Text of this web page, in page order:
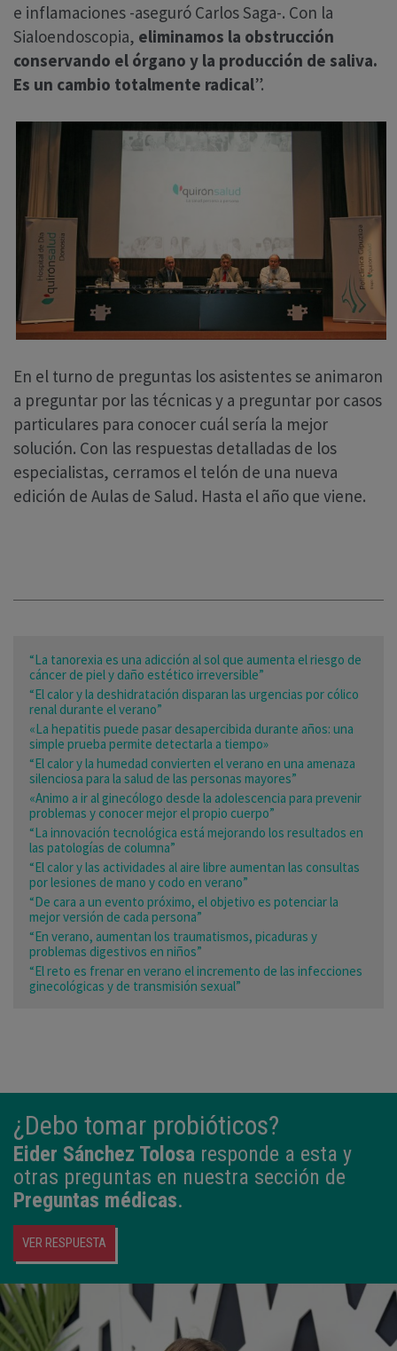
e inflamaciones -aseguró Carlos Saga-. Con la
Sialoendoscopia, eliminamos la obstrucción
conservando el órgano y la producción de saliva.
Es un cambio totalmente radical”.
En el turno de preguntas los asistentes se animaron
a preguntar por las técnicas y a preguntar por casos
particulares para conocer cuál sería la mejor
solución. Con las respuestas detalladas de los
especialistas, cerramos el telón de una nueva
edición de Aulas de Salud. Hasta el año que viene.
“La tanorexia es una adicción al sol que aumenta el riesgo de
cáncer de piel y daño estético irreversible”
“El calor y la deshidratación disparan las urgencias por cólico
renal durante el verano”
«La hepatitis puede pasar desapercibida durante años: una
simple prueba permite detectarla a tiempo»
“El calor y la humedad convierten el verano en una amenaza
silenciosa para la salud de las personas mayores”
«Animo a ir al ginecólogo desde la adolescencia para prevenir
problemas y conocer mejor el propio cuerpo”
“La innovación tecnológica está mejorando los resultados en
las patologías de columna”
“El calor y las actividades al aire libre aumentan las consultas
por lesiones de mano y codo en verano”
“De cara a un evento próximo, el objetivo es potenciar la
mejor versión de cada persona”
“En verano, aumentan los traumatismos, picaduras y
problemas digestivos en niños”
“El reto es frenar en verano el incremento de las infecciones
ginecológicas y de transmisión sexual”
¿Debo tomar probióticos?
Eider Sánchez Tolosa responde a esta y
otras preguntas en nuestra sección de
Preguntas médicas.
VER RESPUESTA